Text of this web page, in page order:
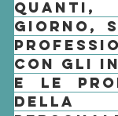
giorno,
con gli
e le